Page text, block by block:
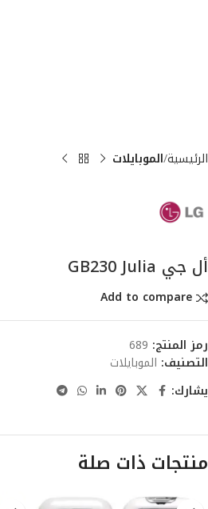
الرئيسية الموبايلات
أل جي GB230 Julia
Add to compare
رمز المنتج: 689
التصنيف: الموبايلات
يشارك:
منتجات ذات صلة